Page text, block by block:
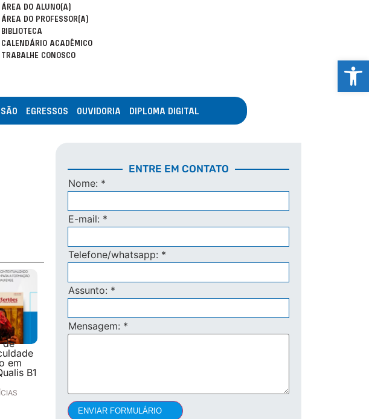
ÁREA DO ALUNO(A)
ÁREA DO PROFESSOR(A)
BIBLIOTECA
CALENDÁRIO ACADÊMICO
TRABALHE CONOSCO
EGRESSOS OUVIDORIA DIPLOMA DIGITAL
de
em
B1
ENTRE EM CONTATO
Nome: *
E-mail: *
Telefone/whatsapp: *
Assunto: *
Mensagem: *
ENVIAR FORMULÁRIO
Abrir